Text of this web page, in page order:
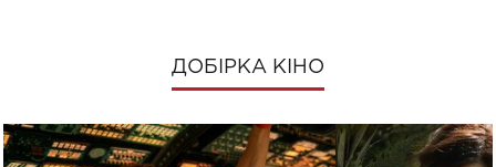
ДОБІРКА КІНО